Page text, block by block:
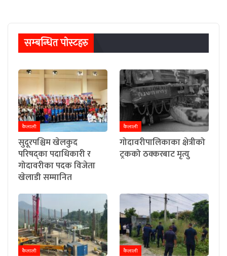
सम्बन्धित पाेस्टहरु
कैलाली
सुदूरपश्चिम खेलकुद
परिषद्का पदाधिकारी र
गोदावरीका पदक विजेता
खेलाडी सम्मानित
कैलाली
गोदावरीपालिकाका क्षेत्रीको
ट्रकको ठक्करबाट मृत्यु
कैलाली कैलाली